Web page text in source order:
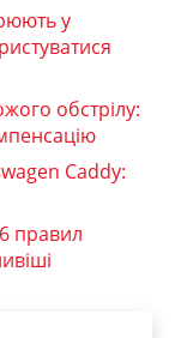
у
обстрілу:
Caddy:
правил